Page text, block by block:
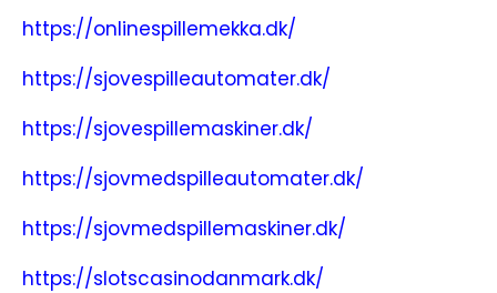
https://onlinespillemekka.dk/
https://sjovespilleautomater.dk/
https://sjovespillemaskiner.dk/
https://sjovmedspilleautomater.dk/
https://sjovmedspillemaskiner.dk/
https://slotscasinodanmark.dk/